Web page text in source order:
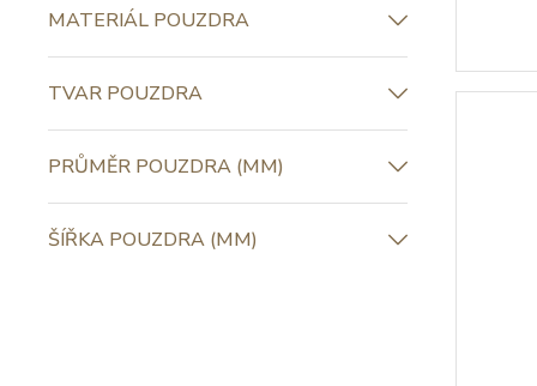
MATERIÁL POUZDRA
TVAR POUZDRA
PRŮMĚR POUZDRA (MM)
ŠÍŘKA POUZDRA (MM)